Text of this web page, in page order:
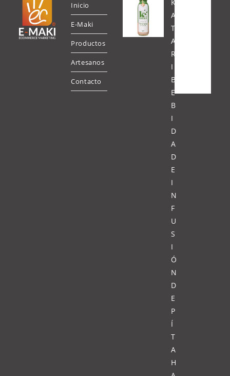
Inicio
E-Maki
Productos
Artesanos
Contacto
K
A
T
A
R
I
B
E
B
I
D
A
D
E
I
N
F
U
S
I
Ó
N
D
E
P
Í
T
A
H